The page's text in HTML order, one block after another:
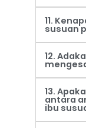
11.
susuan
12.
13.
antara
ibu